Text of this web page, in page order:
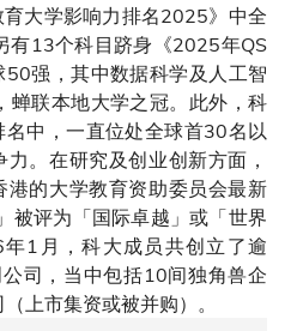
大学影响力排名2025》中全
有13个科目跻身《2025年QS
强，其中数据科学及人工智
蝉联本地大学之冠。此外，科
中，一直位处全球首30名以
。在研究及创业创新方面，
的大学教育资助委员会最新
被评为「国际卓越」或「世界
1月，科大成员共创立了逾
司，当中包括10间独角兽企
上市集资或被并购）。